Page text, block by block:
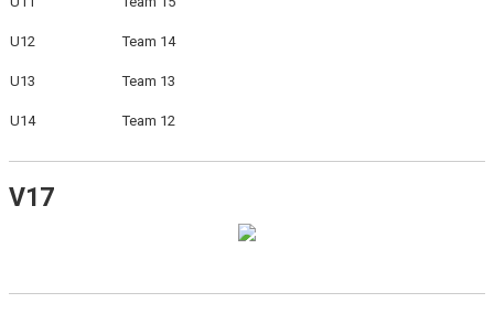
DOKUMENT
HEMMAPLANSMODELLEN
KLUBBSHOP, HAGSÄTRA SPORT
U12 Team 14
U13 Team 13
U14 Team 12
V17